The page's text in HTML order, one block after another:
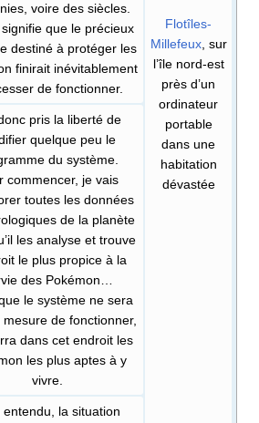
Flotîles-
Millefeux, sur
l’île nord-est
près d’un
ordinateur
portable
dans une
habitation
dévastée
voire des siècles.
que le précieux
destiné à protéger les
finirait inévitablement
de fonctionner.
pris la liberté de
quelque peu le
du système.
commencer, je vais
toutes les données
de la planète
les analyse et trouve
le plus propice à la
des Pokémon…
le système ne sera
mesure de fonctionner,
dans cet endroit les
les plus aptes à y
vivre.
entendu, la situation